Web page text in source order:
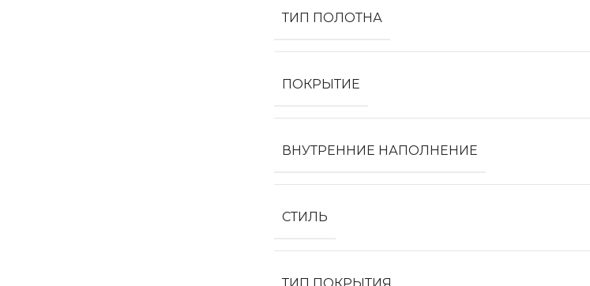
ТИП ПОЛОТНА
ПОКРЫТИЕ
ВНУТРЕННИЕ НАПОЛНЕНИЕ
СТИЛЬ
ТИП ПОКРЫТИЯ